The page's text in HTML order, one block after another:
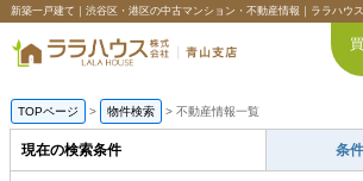
新築一戸建て｜渋谷区・港区の中古マンション・不動産情報｜ララハウ
TOPページ > 物件検索 > 不動産情報一覧
現在の検索条件 条